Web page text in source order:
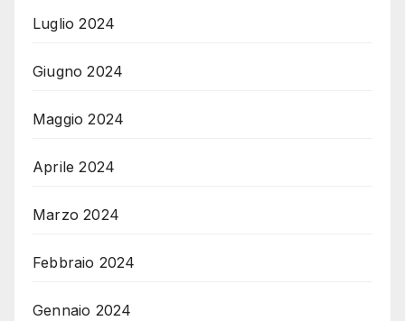
Luglio 2024
Giugno 2024
Maggio 2024
Aprile 2024
Marzo 2024
Febbraio 2024
Gennaio 2024